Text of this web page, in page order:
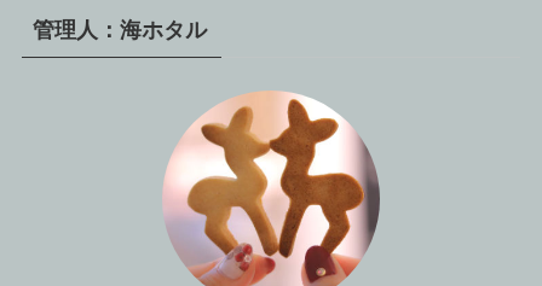
管理人：海ホタル